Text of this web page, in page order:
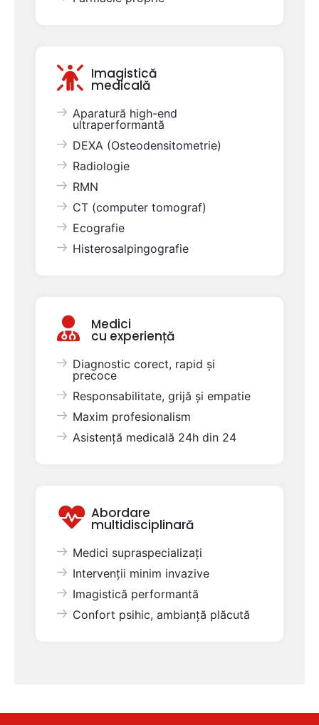
Imagistică
medicală
Aparatură high-end
ultraperformantă
DEXA (Osteodensitometrie)
Radiologie
RMN
CT (computer tomograf)
Ecografie
Histerosalpingografie
Medici
cu experiență
Diagnostic corect, rapid și
precoce
Responsabilitate, grijă și empatie
Maxim profesionalism
Asistență medicală 24h din 24
Abordare
multidisciplinară
Medici supraspecializați
Intervenții minim invazive
Imagistică performantă
Confort psihic, ambianță plăcută